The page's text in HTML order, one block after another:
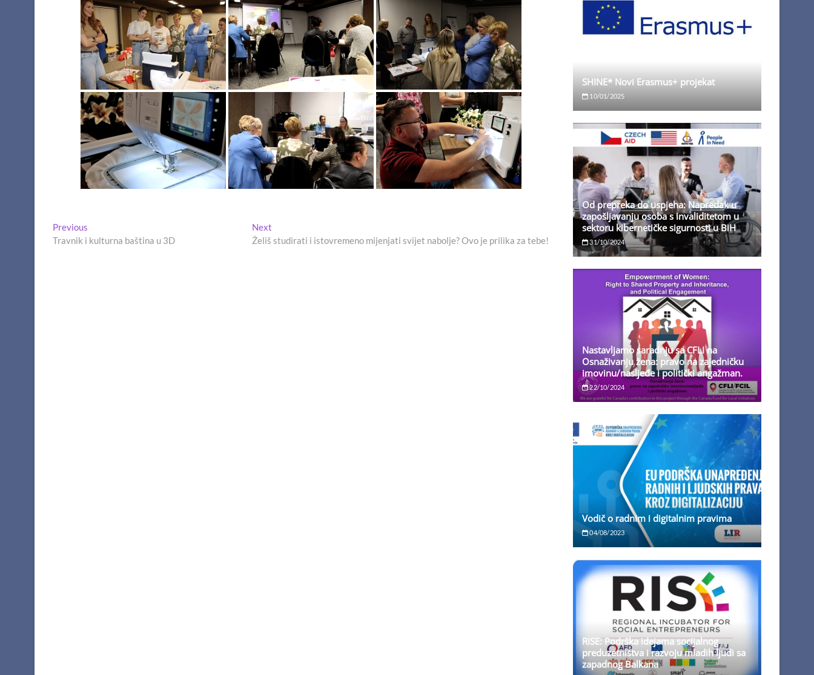
Navigacija
članaka
Previous
post:
Travnik i kulturna baština u 3D
Next
post:
Želiš studirati i istovremeno mijenjati svijet nabolje? Ovo je prilika za tebe!
SHINE* Novi Erasmus+ projekat
10/01/2025
Od prepreka do uspjeha: Napredak u
zapošljavanju osoba s invaliditetom u
sektoru kibernetičke sigurnosti u BiH
31/10/2024
Nastavljamo saradnju sa CFLI na
Osnaživanju žena: pravo na zajedničku
imovinu/nasljeđe i politički angažman.
22/10/2024
Vodič o radnim i digitalnim pravima
04/08/2023
RISE: Podrška idejama socijalnog
preduzetništva i razvoju mladih ljudi sa
zapadnog Balkana